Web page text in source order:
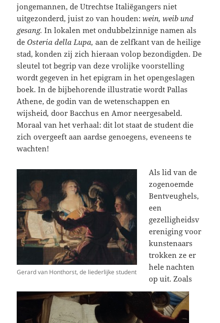
jongemannen, de Utrechtse Italiëgangers niet
uitgezonderd, juist zo van houden:wein, weib und
gesang.In lokalen met ondubbelzinnige namen als
deOsteria della Lupa,aan de zelfkant van de heilige
stad, konden zij zich hieraan volop bezondigden. De
sleutel tot begrip van deze vrolijke voorstelling
wordt gegeven in het epigram in het opengeslagen
boek. In de bijbehorende illustratie wordt Pallas
Athene, de godin van de wetenschappen en
wijsheid, door Bacchus en Amor neergesabeld.
Moraal van het verhaal: dit lot staat de student die
zich overgeeft aan aardse genoegens, eveneens te
wachten!
Gerard van Honthorst, de liederlijke student
Als lid van de
zogenoemde
Bentveughels,
een
gezelligheidsv
ereniging voor
kunstenaars
trokken ze er
hele nachten
op uit. Zoals